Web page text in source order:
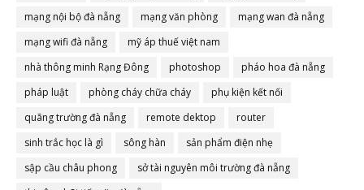
mạng nội bộ đà nẵng
mạng văn phòng
mạng wan đà nẵng
mạng wifi đà nẵng
mỹ áp thuế việt nam
nhà thông minh Rạng Đông
photoshop
pháo hoa đà nẵng
pháp luật
phòng cháy chữa cháy
phụ kiện kết nối
quãng trường đà nẵng
remote dektop
router
sinh trắc học là gì
sông hàn
sản phẩm điện nhẹ
sập cầu châu phong
sở tài nguyên môi trường đà nẵng